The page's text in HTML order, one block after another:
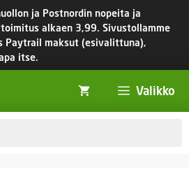
ja Postnordin nopeita ja
alkaen 3,99. Sivustollamme
Paytrail maksut (esivalittuna),
itse.
Valikko